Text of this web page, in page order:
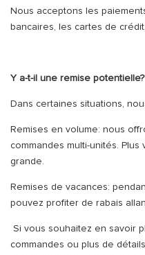
Nous acceptons les
bancaires, les cartes de
Y a-t-il une remise potentielle?
Dans certaines situations,
Remises en volume: nous
commandes multi-unités.
grande.
Remises de vacances:
pouvez profiter de rabais
Si vous souhaitez en savoir
commandes ou plus de